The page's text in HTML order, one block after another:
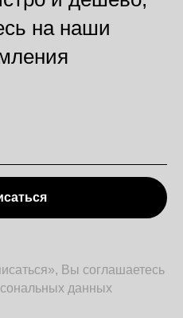
на наши
Вы соглашаетесь
данных